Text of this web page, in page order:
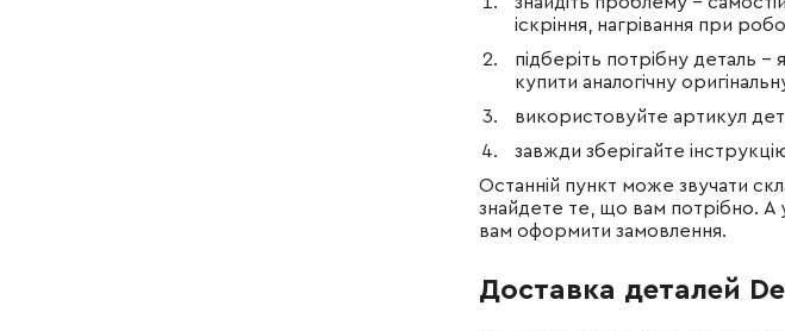
іскріння, нагрівання при
підберіть потрібну деталь
купити аналогічну
використовуйте артикул
завжди зберігайте
Останній пункт може звучати
знайдете те, що вам потрібно.
вам оформити замовлення.
Доставка деталей